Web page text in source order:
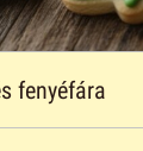
fenyéfára